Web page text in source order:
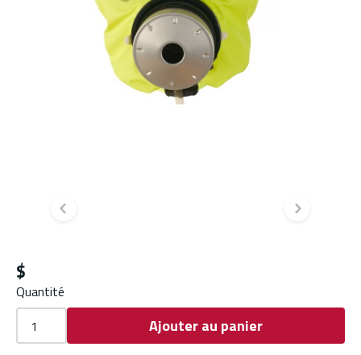
Diapositive précédente
$
Quantité
Ajouter au panier